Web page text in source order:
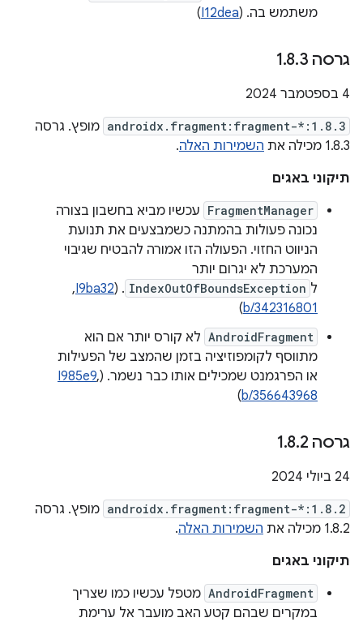
משתמש בה. (I12dea
)
גרסה 1 .8.3
‫4 בספטמבר 2024
androidx.fragment:fragment-*:1.8.3 מופץ. גרסה
1.8.3 מכילה את
השמירות האלה.
תיקוני באגים
FragmentManager עכשיו מביא בחשבון בצורה
נכונה פעולות בהמתנה כשמבצעים את תנועת
הניווט החזוי. הפעולה הזו אמורה להבטיח שגיבוי
המערכת לא יגרום יותר
ל IndexOutOfBoundsException
. (
I9ba32
, ‏
b/342316801
)
AndroidFragment לא קורס יותר אם הוא
מתווסף לקומפוזיציה בזמן שהמצב של הפעילות
או הפרגמנט שמכילים אותו כבר נשמר. ( I985e9,
b/356643968
)
גרסה 1 .8.2
‫24 ביולי 2024
androidx.fragment:fragment-*:1.8.2 מופץ. גרסה
1.8.2 מכילה את
השמירות האלה.
תיקוני באגים
AndroidFragment מטפל עכשיו כמו שצריך
במקרים שבהם קטע האב מועבר אל ערימת